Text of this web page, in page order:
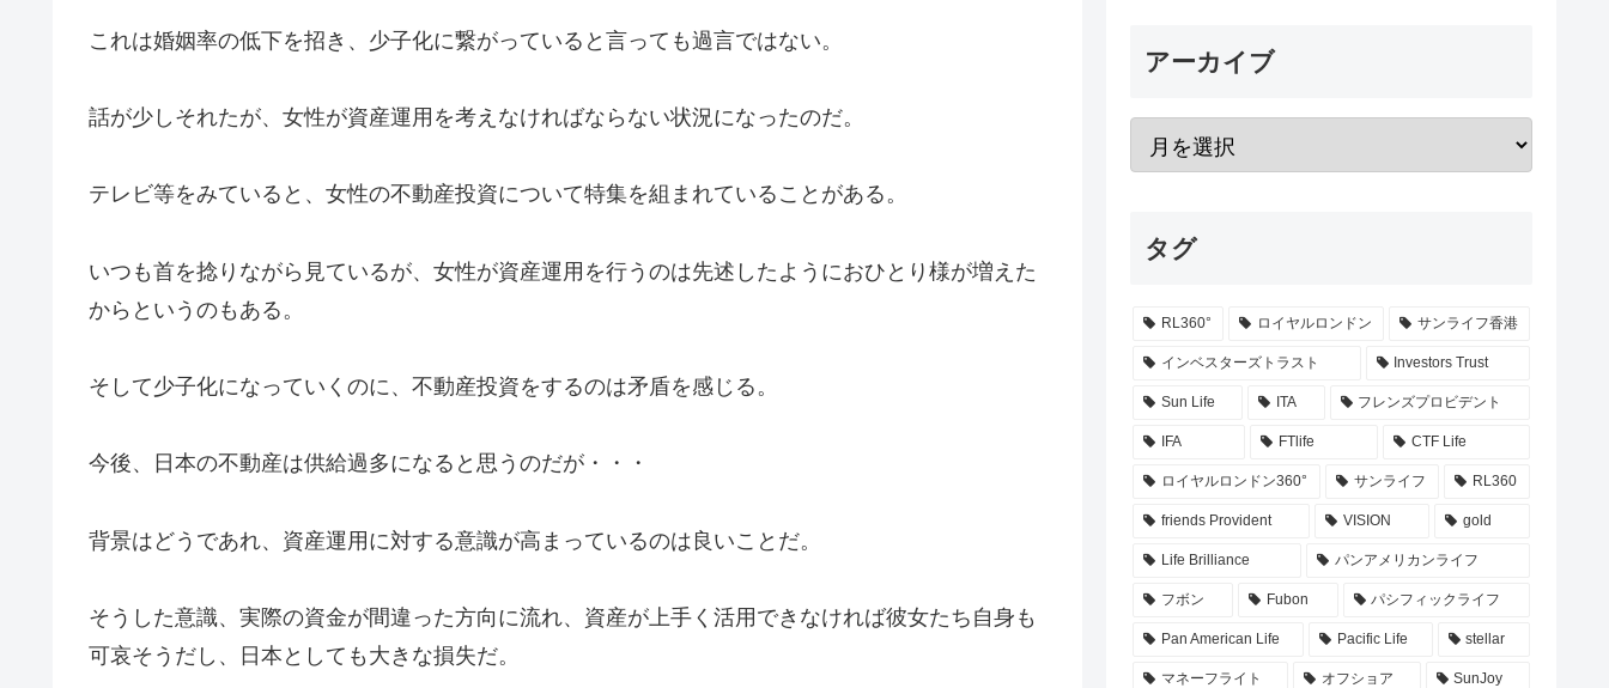
これは婚姻率の低下を招き、少子化に繋がっていると言っても過言ではない。
話が少しそれたが、女性が資産運用を考えなければならない状況になったのだ。
テレビ等をみていると、女性の不動産投資について特集を組まれていることがある。
いつも首を捻りながら見ているが、女性が資産運用を行うのは先述したようにおひとり様が増えた
からというのもある。
そして少子化になっていくのに、不動産投資をするのは矛盾を感じる。
今後、日本の不動産は供給過多になると思うのだが・・・
背景はどうであれ、資産運用に対する意識が高まっているのは良いことだ。
そうした意識、実際の資金が間違った方向に流れ、資産が上手く活用できなければ彼女たち自身も
可哀そうだし、日本としても大きな損失だ。
アーカイブ
タグ
RL360° ロイヤルロンドン サンライフ香港
インベスターズトラスト Investors Trust
Sun Life ITA フレンズプロビデント
IFA FTlife CTF Life
ロイヤルロンドン360° サンライフ RL360
friends Provident VISION gold
Life Brilliance パンアメリカンライフ
フボン Fubon パシフィックライフ
Pan American Life Pacific Life stellar
マネーフライト オフショア SunJoy